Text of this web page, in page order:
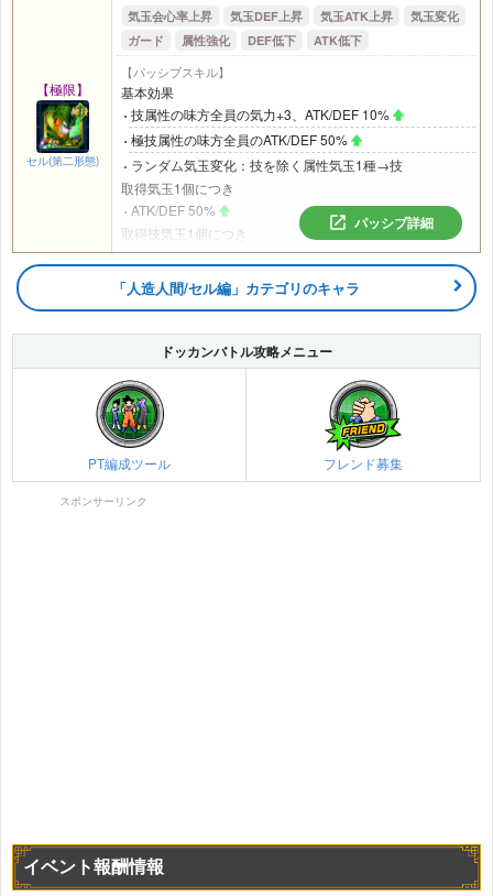
撃参加中の味方にいるとき
ATK/DEF 120%
中確率で会心が発動
【極限】
セル(第二形態)
気玉会心率上昇 気玉DEF上昇 気玉ATK上昇
気玉変化
ガード
属性強化 DEF低下 ATK低下
【パッシブスキル】
基本効果
技属性の味方全員の気力+3、ATK/DEF 10%
極技属性の味方全員のATK/DEF 50%
ランダム気玉変化：技を除く属性気玉1種→技
取得気玉1個につき
ATK/DEF 50%
取得技気玉1個につき
ATK/DEF 20%
会心率10%
チームに自身の他に技属性の味方が3体以上いるとき
登場から4ターンの間、全ての攻撃をガード
パッシブ詳細
「人造人間/セル編」カテゴリのキャラ
ドッカンバトル攻略メニュー
PT編成ツール フレンド募集
スポンサーリンク
イベント報酬情報